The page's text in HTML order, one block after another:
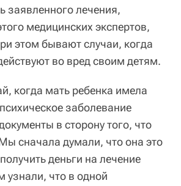
заявленного лечения,
медицинских экспертов,
этом бывают случаи, когда
во вред своим детям.
когда мать ребенка имела
заболевание
в сторону того, что
сначала думали, что она это
деньги на лечение
узнали, что в одной